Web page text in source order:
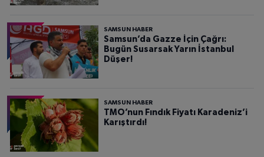
SAMSUN HABER
Samsun’da Gazze İçin Çağrı:
Bugün Susarsak Yarın İstanbul
Düşer!
SAMSUN HABER
TMO’nun Fındık Fiyatı Karadeniz’i
Karıştırdı!